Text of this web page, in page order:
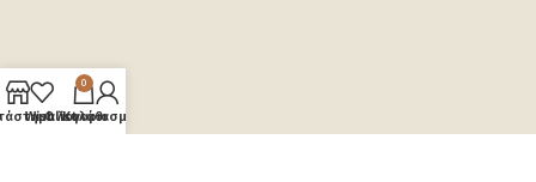
Wishlist
0
Καλάθι
Ο λογαριασμός μου